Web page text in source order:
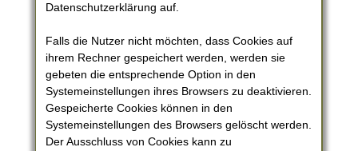
Datenschutzerklärung auf.
Falls die Nutzer nicht möchten, dass Cookies auf
ihrem Rechner gespeichert werden, werden sie
gebeten die entsprechende Option in den
Systemeinstellungen ihres Browsers zu deaktivieren.
Gespeicherte Cookies können in den
Systemeinstellungen des Browsers gelöscht werden.
Der Ausschluss von Cookies kann zu